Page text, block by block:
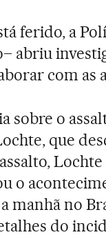
ferido, a
abriu
com as
sobre o
que
o
manhã no
do